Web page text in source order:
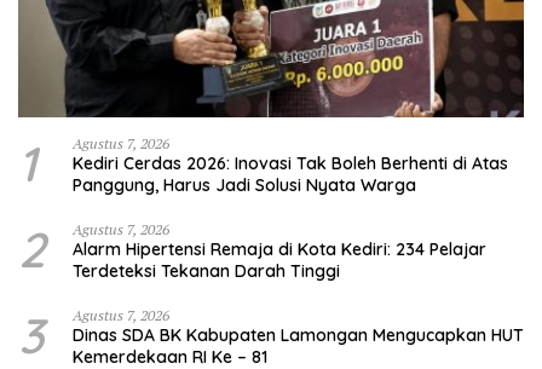
1 Agustus 7, 2026
Kediri Cerdas 2026: Inovasi Tak Boleh Berhenti di Atas
Panggung, Harus Jadi Solusi Nyata Warga
2 Agustus 7, 2026
Alarm Hipertensi Remaja di Kota Kediri: 234 Pelajar
Terdeteksi Tekanan Darah Tinggi
3 Agustus 7, 2026
Dinas SDA BK Kabupaten Lamongan Mengucapkan HUT
Kemerdekaan RI Ke – 81